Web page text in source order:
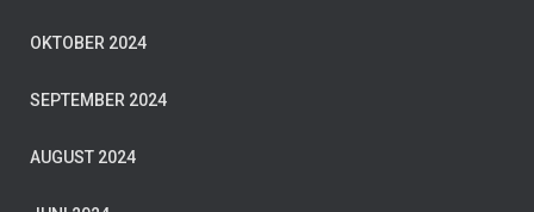
OKTOBER 2024
SEPTEMBER 2024
AUGUST 2024